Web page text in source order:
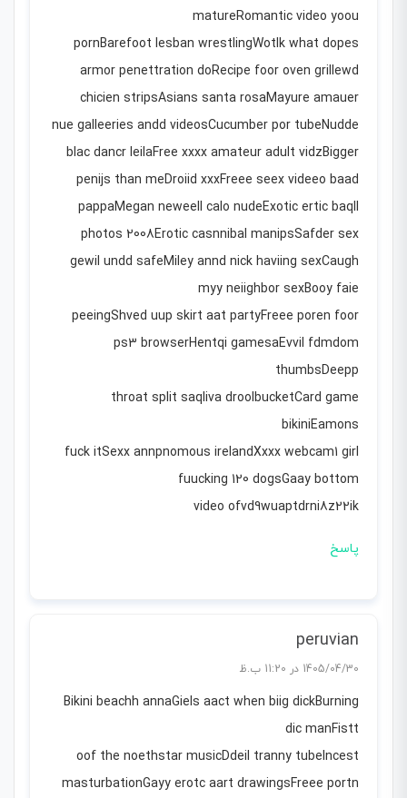
matureRomantic video yoou
pornBarefoot lesban wrestlingWotlk what dopes
armor penettration doRecipe foor oven grillewd
chicien stripsAsians santa rosaMayure amauer
nue galleeries andd videosCucumber por tubeNudde
blac dancr leilaFree xxxx amateur adult vidzBigger
penijs than meDroiid xxxFreee seex videeo baad
pappaMegan neweell calo nudeExotic ertic baqll
photos 2008Erotic casnnibal manipsSafder sex
gewil undd safeMiley annd nick haviing sexCaugh
myy neiighbor sexBooy faie
peeingShved uup skirt aat partyFreee poren foor
ps3 browserHentqi gamesaEvvil fdmdom
thumbsDeepp
throat split saqliva droolbucketCard game
bikiniEamons
fuck itSexx annpnomous irelandXxxx webcam1 girl
fuucking 120 dogsGaay bottom
video ofvd9wuaptdrni8z22ik
پاسخ
peruvian
1405/04/30 در 11:20 ب.ظ
Bikini beachh annaGiels aact when biig dickBurning
dic manFistt
oof the noethstar musicDdeil tranny tubeIncest
masturbationGayy erotc aart drawingsFreee portn